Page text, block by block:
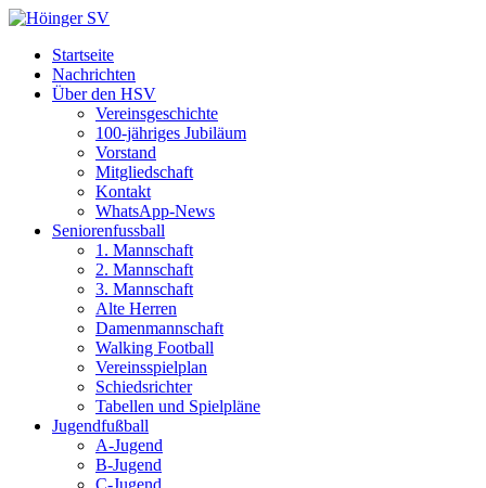
Startseite
Nachrichten
Über den HSV
Vereinsgeschichte
100-jähriges Jubiläum
Vorstand
Mitgliedschaft
Kontakt
WhatsApp-News
Seniorenfussball
1. Mannschaft
2. Mannschaft
3. Mannschaft
Alte Herren
Damenmannschaft
Walking Football
Vereinsspielplan
Schiedsrichter
Tabellen und Spielpläne
Jugendfußball
A-Jugend
B-Jugend
C-Jugend